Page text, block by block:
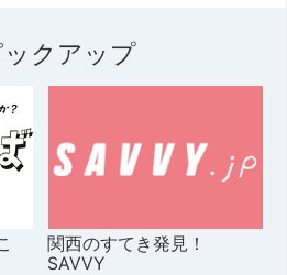
ックアップ
関西のすてき発見！
SAVVY